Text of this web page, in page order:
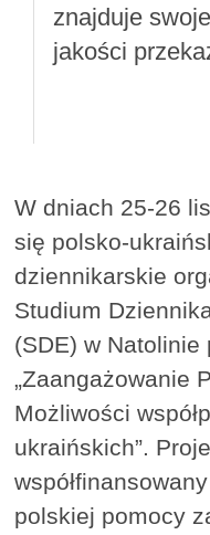
znajduje
jakości
W dniach 25-26
się polsko-
dziennikarskie
Studium
(SDE) w Natolinie
„Zaangażowanie
Możliwości
ukraińskich”.
polskiej pomocy